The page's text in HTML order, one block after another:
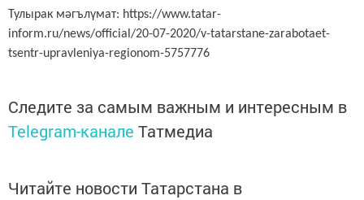
Тулырак мәгълүмат: https://www.tatar-
inform.ru/news/official/20-07-2020/v-tatarstane-zarabotaet-
tsentr-upravleniya-regionom-5757776
Следите за самым важным и интересным в
Telegram-канале Татмедиа
Читайте новости Татарстана в